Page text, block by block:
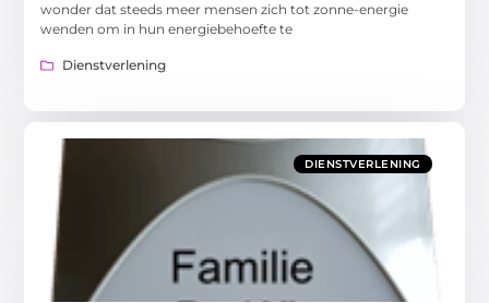
wonder dat steeds meer mensen zich tot zonne-energie
wenden om in hun energiebehoefte te
Dienstverlening
DIENSTVERLENING